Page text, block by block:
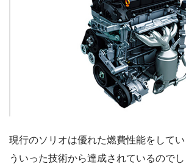
現行のソリオは優れた燃費性能をして
ういった技術から達成されているので